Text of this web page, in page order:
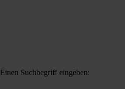
Einen Suchbegriff eingeben: